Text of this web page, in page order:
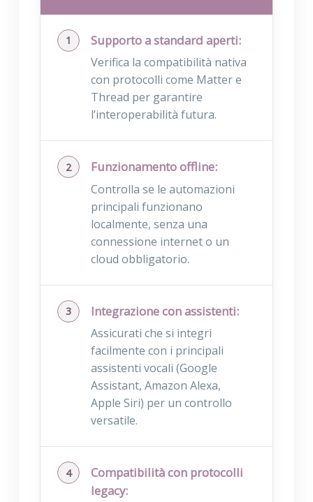
Supporto a standard aperti:
Verifica la compatibilità nativa
con protocolli come Matter e
Thread per garantire
l’interoperabilità futura.
Funzionamento offline:
Controlla se le automazioni
principali funzionano
localmente, senza una
connessione internet o un
cloud obbligatorio.
Integrazione con assistenti:
Assicurati che si integri
facilmente con i principali
assistenti vocali (Google
Assistant, Amazon Alexa,
Apple Siri) per un controllo
versatile.
Compatibilità con protocolli
legacy: